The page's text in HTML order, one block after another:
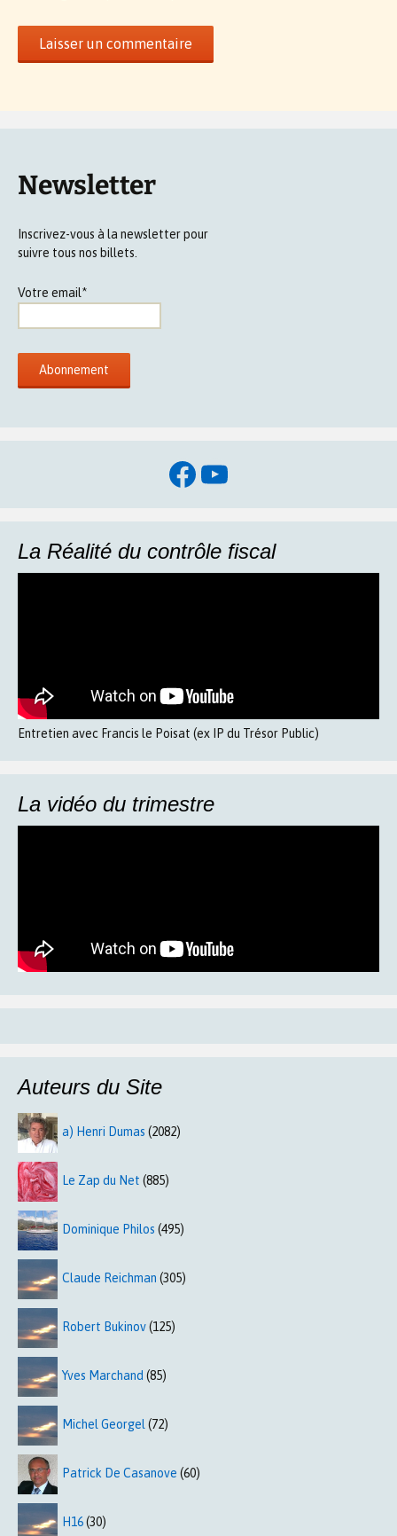
Newsletter
Inscrivez-vous à la newsletter pour
suivre tous nos billets.
Votre email*
Facebook
YouTube
La Réalité du contrôle fiscal
Entretien avec Francis le Poisat (ex IP du Trésor Public)
La vidéo du trimestre
Auteurs du Site
a) Henri Dumas (2082)
Le Zap du Net (885)
Dominique Philos (495)
Claude Reichman (305)
Robert Bukinov(125)
Yves Marchand (85)
Michel Georgel (72)
Patrick De Casanove (60)
H16(30)